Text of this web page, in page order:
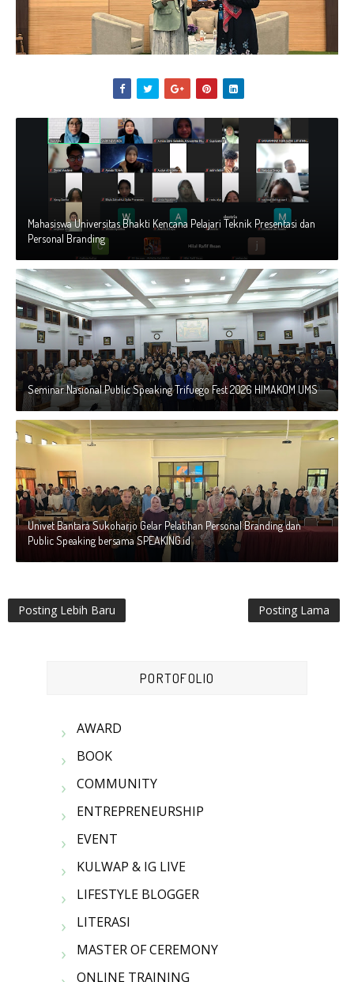
Mahasiswa Universitas Bhakti Kencana Pelajari Teknik Presentasi dan
Personal Branding
Seminar Nasional Public Speaking Trifuego Fest 2026 HIMAKOM UMS
Univet Bantara Sukoharjo Gelar Pelatihan Personal Branding dan
Public Speaking bersama SPEAKING.id
Posting Lebih Baru Posting Lama
PORTOFOLIO
AWARD
BOOK
COMMUNITY
ENTREPRENEURSHIP
EVENT
KULWAP & IG LIVE
LIFESTYLE BLOGGER
LITERASI
MASTER OF CEREMONY
ONLINE TRAINING